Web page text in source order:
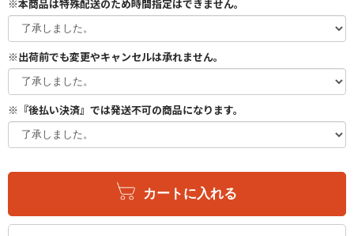
※本商品は特殊配送のため時間指定はできません。
※出荷前でも変更やキャンセルは承れません。
※『後払い決済』では発送不可の商品になります。
カートに入れる